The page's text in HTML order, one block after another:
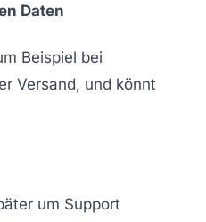
Daten
Beispiel bei
Versand, und könnt
um Support